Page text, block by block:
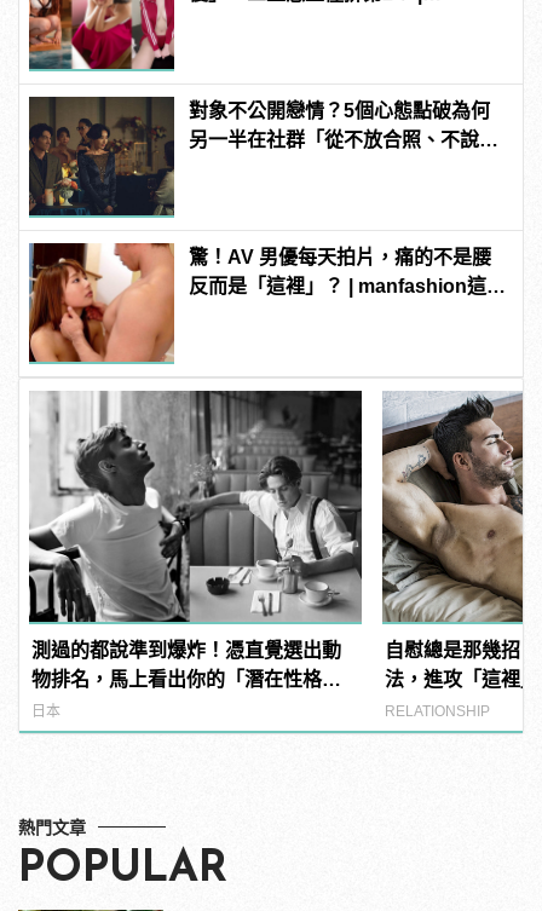
對象不公開戀情？5個心態點破為何
另一半在社群「從不放合照、不說穩
驚！AV 男優每天拍片，痛的不是腰
反而是「這裡」？ | manfashion這樣
測過的都說準到爆炸！憑直覺選出動
物排名，馬上看出你的「潛在性格與
真面目」！
日本
自慰總是那幾招
法，進攻「這裡
RELATIONSHIP
熱門文章
POPULAR